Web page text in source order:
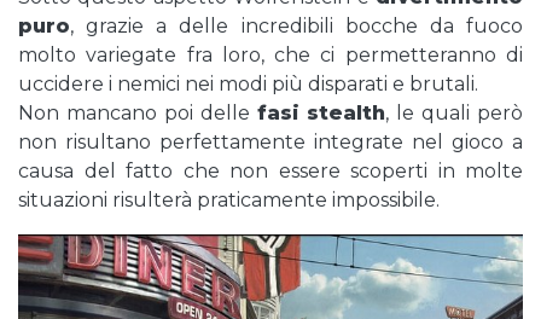
puro, grazie a delle incredibili bocche da fuoco
molto variegate fra loro, che ci permetteranno di
uccidere i nemici nei modi più disparati e brutali.
Non mancano poi delle fasi stealth, le quali però
non risultano perfettamente integrate nel gioco a
causa del fatto che non essere scoperti in molte
situazioni risulterà praticamente impossibile.